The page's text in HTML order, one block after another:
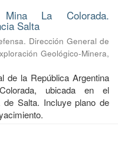
La Colorada.
Salta
Dirección General de
Geológico-Minera,
de la República Argentina
ubicada en el
de Salta. Incluye plano de